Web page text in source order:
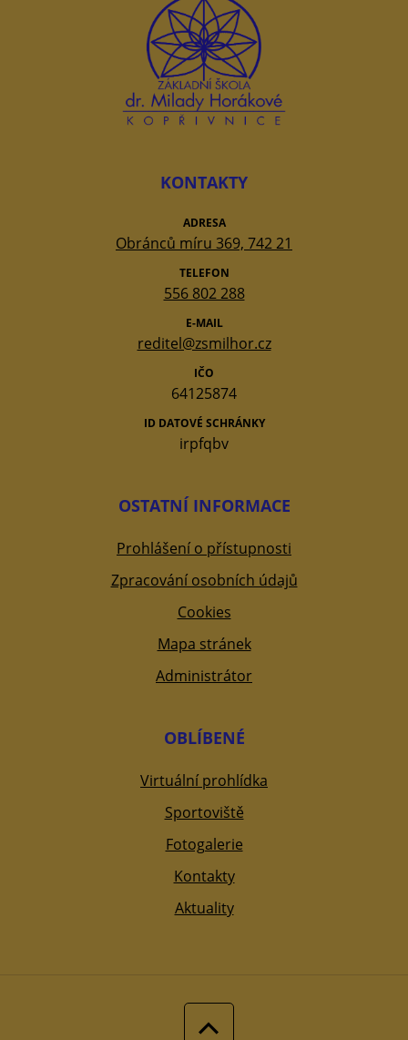
KONTAKTY
ADRESA
Obránců míru 369, 742 21
TELEFON
556 802 288
E-MAIL
reditel@zsmilhor.cz
IČO
64125874
ID DATOVÉ SCHRÁNKY
irpfqbv
OSTATNÍ INFORMACE
Prohlášení o přístupnosti
Zpracování osobních údajů
Cookies
Mapa stránek
Administrátor
OBLÍBENÉ
Virtuální prohlídka
Sportoviště
Fotogalerie
Kontakty
Aktuality